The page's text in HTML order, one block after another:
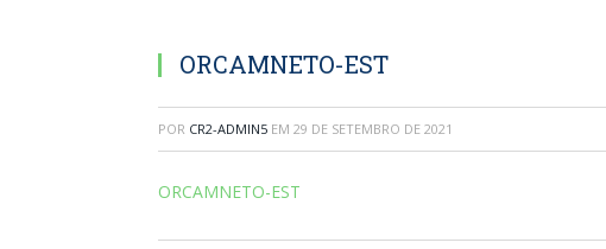
ORCAMNETO-EST
POR CR2-ADMIN5 EM 29 DE SETEMBRO DE 2021
ORCAMNETO-EST